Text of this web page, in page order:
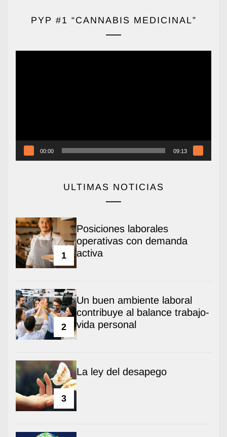
PYP #1 “CANNABIS MEDICINAL”
00:00 09:13
ULTIMAS NOTICIAS
1
Posiciones laborales
operativas con demanda
activa
2
Un buen ambiente laboral
contribuye al balance trabajo-
vida personal
3
La ley del desapego